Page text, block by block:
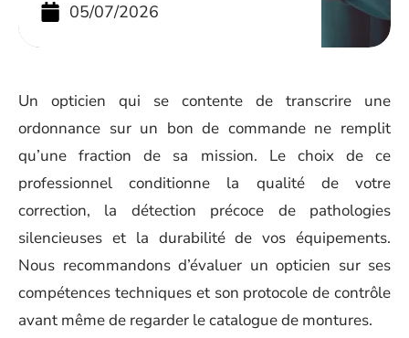
05/07/2026
Un opticien qui se contente de transcrire une
ordonnance sur un bon de commande ne remplit
qu’une fraction de sa mission. Le choix de ce
professionnel conditionne la qualité de votre
correction, la détection précoce de pathologies
silencieuses et la durabilité de vos équipements.
Nous recommandons d’évaluer un opticien sur ses
compétences techniques et son protocole de contrôle
avant même de regarder le catalogue de montures.